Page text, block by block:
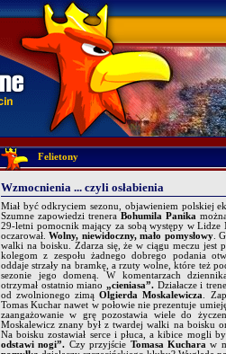
Felietony
Wzmocnienia ... czyli osłabienia
Miał być odkryciem sezonu, objawieniem polskiej
Szumne zapowiedzi treneraBohumila Panika
29-letni pomocnik mający za sobą występy w
oczarował.Wolny, niewidoczny, mało pomysłowy.
walki na boisku. Zdarza się, że w ciągu meczu jest
kolegom z zespołu żadnego dobrego podania
oddaje strzały na bramkę, a rzuty wolne, które też
sezonie jego domeną. W komentarzach
otrzymał ostatnio miano „cieniasa”. Działacze i
od zwolnionego zimą Olgierda Moskalewicza
.
Tomas Kuchar nawet w połowie nie prezentuje
zaangażowanie w grę pozostawia wiele do
Moskalewicz znany był z twardej walki na boisku
Na boisku zostawiał serce i płuca, a kibice mogli
odstawi nogi”. Czy przyjście Tomasa Kuchara w